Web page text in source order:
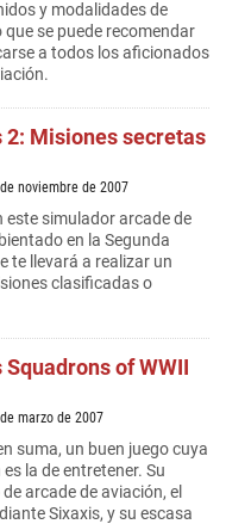
y modalidades de
se puede recomendar
a todos los aficionados
2: Misiones secretas
noviembre de 2007
este simulador arcade de
en la Segunda
te llevará a realizar un
clasificadas o
of WWII
marzo de 2007
suma, un buen juego cuya
la de entretener. Su
arcade de aviación, el
Sixaxis, y su escasa